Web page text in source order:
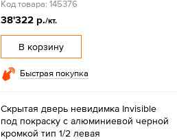
Код товара: 145376
38'322 р./кт.
В корзину
Быстрая покупка
Скрытая дверь невидимка Invisible
под покраску с алюминиевой черной
кромкой тип 1/2 левая